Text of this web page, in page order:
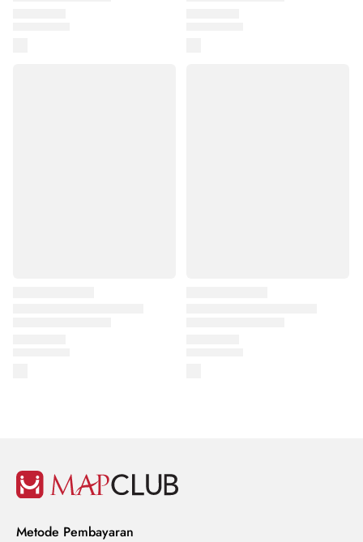
Metode Pembayaran